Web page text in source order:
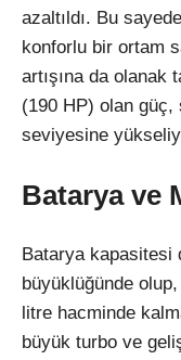
azaltıldı. Bu
konforlu bir ortam
artışına da olanak
(190 HP) olan güç,
seviyesine
Batarya ve
Batarya
büyüklüğünde
litre hacminde
büyük turbo ve